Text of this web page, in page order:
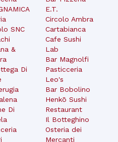
SNC
&
Di
Di
E.T.
Circolo Ambra
Cartabianca
Cafe Sushi
Lab
Bar Magnolfi
Pasticceria
Leo's
Bar Bobolino
Henkō Sushi
Restaurant
Il Botteghino
Osteria dei
Mercanti